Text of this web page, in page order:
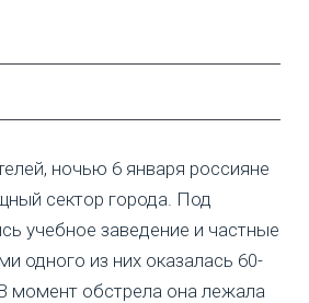
ночью 6 января россияне
сектор города. Под
учебное заведение и частные
одного из них оказалась 60-
момент обстрела она лежала